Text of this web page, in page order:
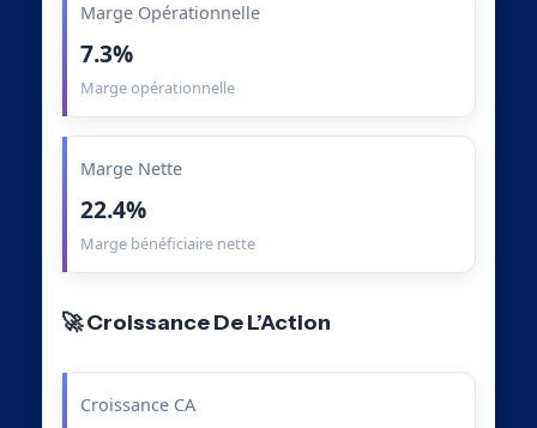
Marge Opérationnelle
7.3%
Marge opérationnelle
Marge Nette
22.4%
Marge bénéficiaire nette
🚀 Croissance De L’Action
Croissance CA